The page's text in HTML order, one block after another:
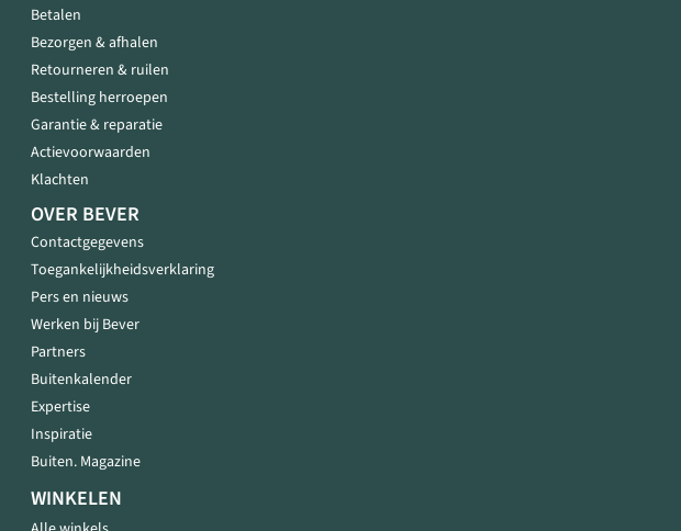
Betalen
Bezorgen & afhalen
Retourneren & ruilen
Bestelling herroepen
Garantie & reparatie
Actievoorwaarden
Klachten
OVER BEVER
Contactgegevens
Toegankelijkheidsverklaring
Pers en nieuws
Werken bij Bever
Partners
Buitenkalender
Expertise
Inspiratie
Buiten. Magazine
WINKELEN